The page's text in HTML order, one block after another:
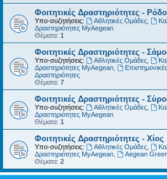
Φοιτητικές Δραστηριότητες -
Υπο-συζητήσεις: Αθλητικές Ομάδες,
Δραστηριότητες MyAegean
Θέματα: 1
Φοιτητικές Δραστηριότητες -
Υπο-συζητήσεις: Αθλητικές Ομάδες,
Δραστηριότητες MyAegean
Δραστηριότητες
Θέματα: 7
Φοιτητικές Δραστηριότητες -
Υπο-συζητήσεις: Αθλητικές Ομάδες,
Δραστηριότητες MyAegean
Θέματα: 1
Φοιτητικές Δραστηριότητες - Χίος
Υπο-συζητήσεις: Αθλητικές Ομάδες,
Δραστηριότητες MyAegean
Aegean
Θέματα: 2